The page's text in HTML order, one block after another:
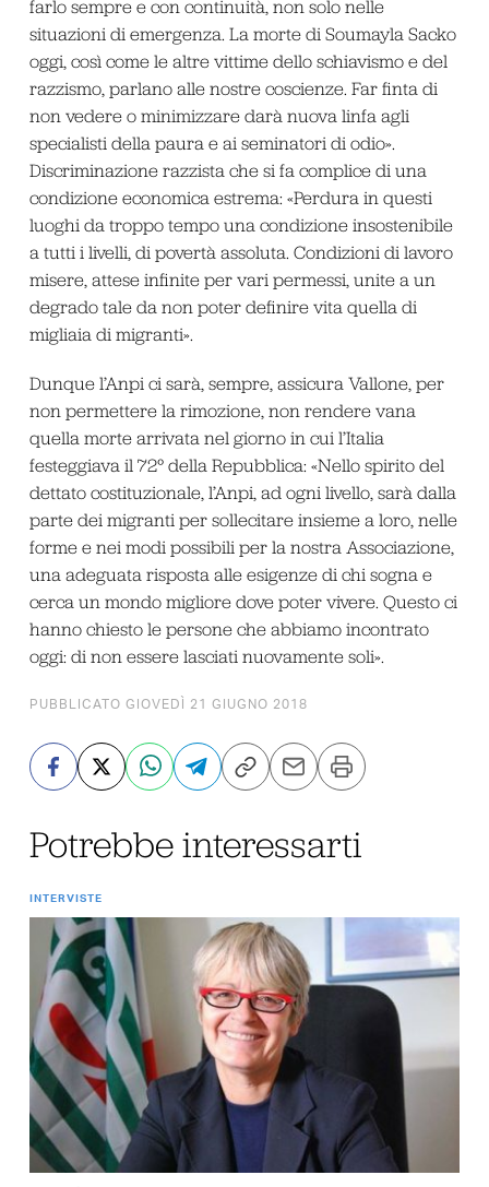
farlo sempre e con continuità, non solo nelle
situazioni di emergenza. La morte di Soumayla Sacko
oggi, così come le altre vittime dello schiavismo e del
razzismo, parlano alle nostre coscienze. Far finta di
non vedere o minimizzare darà nuova linfa agli
specialisti della paura e ai seminatori di odio».
Discriminazione razzista che si fa complice di una
condizione economica estrema: «Perdura in questi
luoghi da troppo tempo una condizione insostenibile
a tutti i livelli, di povertà assoluta. Condizioni di lavoro
misere, attese infinite per vari permessi, unite a un
degrado tale da non poter definire vita quella di
migliaia di migranti».
Dunque l’Anpi ci sarà, sempre, assicura Vallone, per
non permettere la rimozione, non rendere vana
quella morte arrivata nel giorno in cui l’Italia
festeggiava il 72° della Repubblica: «Nello spirito del
dettato costituzionale, l’Anpi, ad ogni livello, sarà dalla
parte dei migranti per sollecitare insieme a loro, nelle
forme e nei modi possibili per la nostra Associazione,
una adeguata risposta alle esigenze di chi sogna e
cerca un mondo migliore dove poter vivere. Questo ci
hanno chiesto le persone che abbiamo incontrato
oggi: di non essere lasciati nuovamente soli».
PUBBLICATO GIOVEDÌ 21 GIUGNO 2018
Potrebbe interessarti
INTERVISTE